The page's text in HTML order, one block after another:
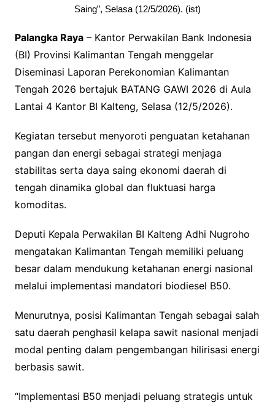
Saing”, Selasa (12/5/2026). (ist)
Palangka Raya– Kantor Perwakilan Bank Indonesia
(BI) Provinsi Kalimantan Tengah menggelar
Diseminasi Laporan Perekonomian Kalimantan
Tengah 2026 bertajuk BATANG GAWI 2026 di Aula
Lantai 4 Kantor BI Kalteng, Selasa (12/5/2026).
Kegiatan tersebut menyoroti penguatan ketahanan
pangan dan energi sebagai strategi menjaga
stabilitas serta daya saing ekonomi daerah di
tengah dinamika global dan fluktuasi harga
komoditas.
Deputi Kepala Perwakilan BI Kalteng Adhi Nugroho
mengatakan Kalimantan Tengah memiliki peluang
besar dalam mendukung ketahanan energi nasional
melalui implementasi mandatori biodiesel B50.
Menurutnya, posisi Kalimantan Tengah sebagai salah
satu daerah penghasil kelapa sawit nasional menjadi
modal penting dalam pengembangan hilirisasi energi
berbasis sawit.
“Implementasi B50 menjadi peluang strategis untuk